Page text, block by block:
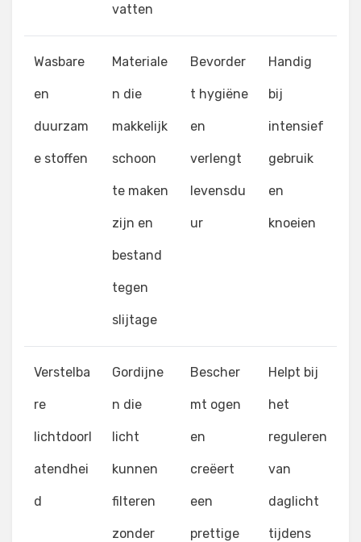
vatten
Wasbare
en
duurzam
e stoffen
Materiale
n die
makkelijk
schoon
te maken
zijn en
bestand
tegen
slijtage
Bevorder
t hygiëne
en
verlengt
levensdu
ur
Handig
bij
intensief
gebruik
en
knoeien
Verstelba
re
lichtdoorl
atendhei
d
Gordijne
n die
licht
kunnen
filteren
zonder
Bescher
mt ogen
en
creëert
een
prettige
Helpt bij
het
reguleren
van
daglicht
tijdens